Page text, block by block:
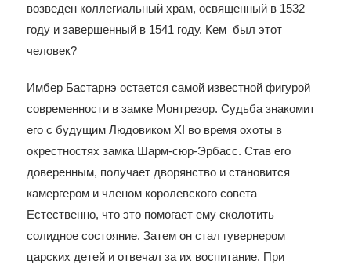
возведен коллегиальный храм, освященный в 1532
году и завершенный в 1541 году. Кем был этот
человек?
Имбер Бастарнэ остается самой известной фигурой
современности в замке Монтрезор. Судьба знакомит
его с будущим Людовиком XI во время охоты в
окрестностях замка Шарм-сюр-Эрбасс. Став его
доверенным, получает дворянство и становится
камергером и членом королевского совета
Естественно, что это помогает ему сколотить
солидное состояние. Затем он стал гувернером
царских детей и отвечал за их воспитание. При